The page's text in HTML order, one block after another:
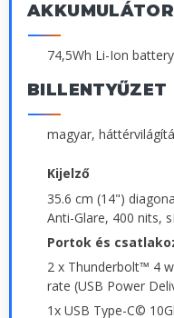
AKKUMULÁTOR
74,5Wh Li-Ion battery
BILLENTYŰZET
magyar,
Kijelző
35.6 cm (14")
Anti-Glare, 400 nits,
Portok és
2 x Thunderbolt™ 4
rate (USB Power
1x USB Type-C©